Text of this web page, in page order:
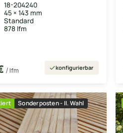
18-204240
45 × 143 mm
Standard
878 lfm
/ lfm konfigurierbar
Sonderposten - II. Wahl